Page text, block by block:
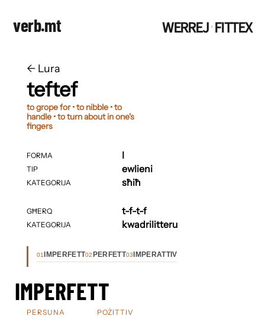
verb.mt WERREJ·FITTEX
← ​​Lura
teftef
to grope for • to nibble • to
handle • to turn about in one's
fingers
FORMA
TIP
KATEGORIJA
GĦERQ
KATEGORIJA
I
ewlieni
sħiħ
t-f-t-f
kwadrilitteru
01 IMPERFETT02 PERFETT03 IMPERATTIV
IMPERFETT
PERSUNA
POŻITTIV